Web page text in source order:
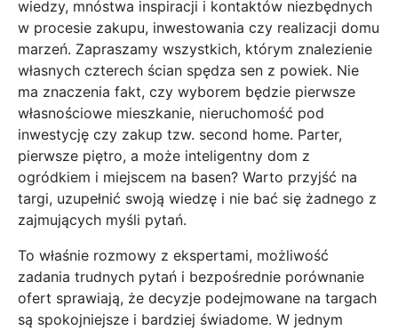
wiedzy, mnóstwa inspiracji i kontaktów niezbędnych
w procesie zakupu, inwestowania czy realizacji domu
marzeń. Zapraszamy wszystkich, którym znalezienie
własnych czterech ścian spędza sen z powiek. Nie
ma znaczenia fakt, czy wyborem będzie pierwsze
własnościowe mieszkanie, nieruchomość pod
inwestycję czy zakup tzw. second home. Parter,
pierwsze piętro, a może inteligentny dom z
ogródkiem i miejscem na basen? Warto przyjść na
targi, uzupełnić swoją wiedzę i nie bać się żadnego z
zajmujących myśli pytań.
To właśnie rozmowy z ekspertami, możliwość
zadania trudnych pytań i bezpośrednie porównanie
ofert sprawiają, że decyzje podejmowane na targach
są spokojniejsze i bardziej świadome. W jednym